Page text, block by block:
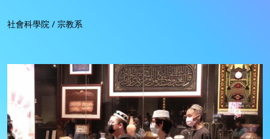
社會科學院 / 宗教系